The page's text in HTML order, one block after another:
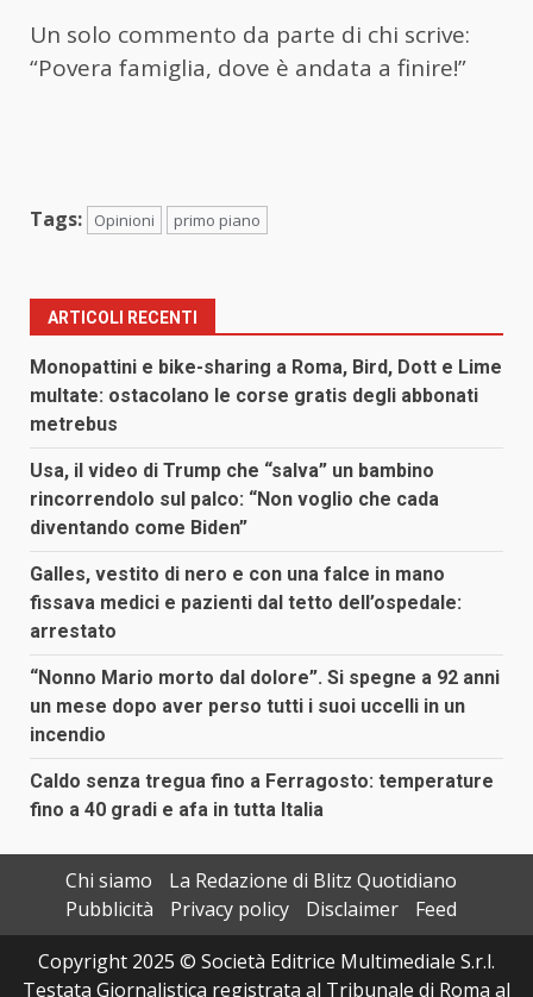
Un solo commento da parte di chi scrive:
“Povera famiglia, dove è andata a finire!”
Tags: Opinioni primo piano
ARTICOLI RECENTI
Monopattini e bike-sharing a Roma, Bird, Dott e Lime
multate: ostacolano le corse gratis degli abbonati
metrebus
Usa, il video di Trump che “salva” un bambino
rincorrendolo sul palco: “Non voglio che cada
diventando come Biden”
Galles, vestito di nero e con una falce in mano
fissava medici e pazienti dal tetto dell’ospedale:
arrestato
“Nonno Mario morto dal dolore”. Si spegne a 92 anni
un mese dopo aver perso tutti i suoi uccelli in un
incendio
Caldo senza tregua fino a Ferragosto: temperature
fino a 40 gradi e afa in tutta Italia
Chi siamo
La Redazione di Blitz Quotidiano
Pubblicità
Privacy policy Disclaimer
Feed
Copyright 2025 © Società Editrice Multimediale S.r.l.
Testata Giornalistica registrata al Tribunale di Roma al